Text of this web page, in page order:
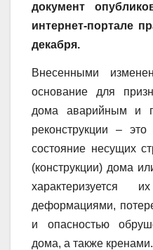
документ
интернет-портале
декабря.
Внесенными
основание для
дома аварийным и
реконструкции – это
состояние несущих
(конструкции) дома
характеризуется
деформациями,
и опасностью
дома, а также кренами.